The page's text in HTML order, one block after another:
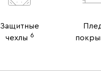
Защитные
чехлы 6